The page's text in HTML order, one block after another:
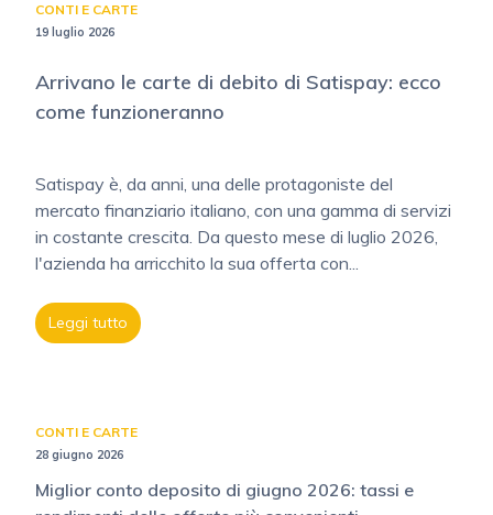
CONTI E CARTE
19 luglio 2026
Arrivano le carte di debito di Satispay: ecco
come funzioneranno
Satispay è, da anni, una delle protagoniste del
mercato finanziario italiano, con una gamma di servizi
in costante crescita. Da questo mese di luglio 2026,
l'azienda ha arricchito la sua offerta con...
Leggi tutto
CONTI E CARTE
28 giugno 2026
Miglior conto deposito di giugno 2026: tassi e